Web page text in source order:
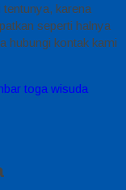
karena
seperti halnya
hubungi kontak kami
toga wisuda